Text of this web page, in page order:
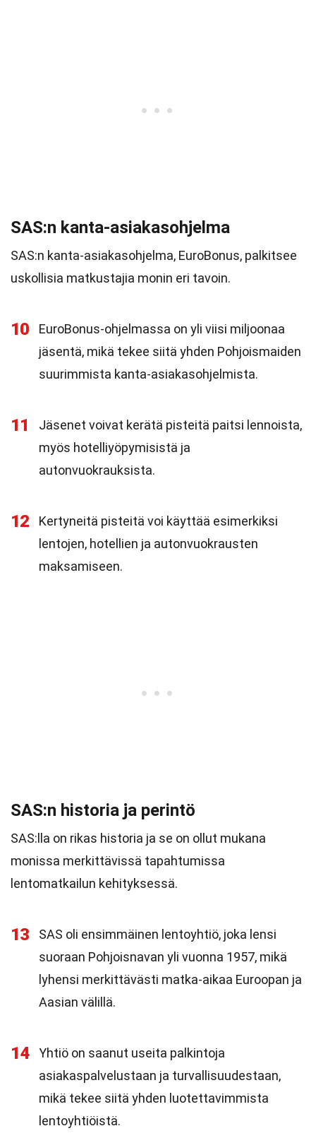
SAS:n kanta-asiakasohjelma
SAS:n kanta-asiakasohjelma, EuroBonus, palkitsee
uskollisia matkustajia monin eri tavoin.
10
EuroBonus-ohjelmassa on yli viisi miljoonaa
jäsentä, mikä tekee siitä yhden Pohjoismaiden
suurimmista kanta-asiakasohjelmista.
11
Jäsenet voivat kerätä pisteitä paitsi lennoista,
myös hotelliyöpymisistä ja
autonvuokrauksista.
12
Kertyneitä pisteitä voi käyttää esimerkiksi
lentojen, hotellien ja autonvuokrausten
maksamiseen.
SAS:n historia ja perintö
SAS:lla on rikas historia ja se on ollut mukana
monissa merkittävissä tapahtumissa
lentomatkailun kehityksessä.
13
SAS oli ensimmäinen lentoyhtiö, joka lensi
suoraan Pohjoisnavan yli vuonna 1957, mikä
lyhensi merkittävästi matka-aikaa Euroopan ja
Aasian välillä.
14
Yhtiö on saanut useita palkintoja
asiakaspalvelustaan ja turvallisuudestaan,
mikä tekee siitä yhden luotettavimmista
lentoyhtiöistä.